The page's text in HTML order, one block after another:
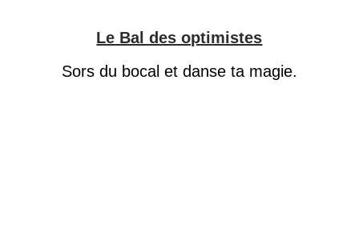
Le Bal des optimistes
Sors du bocal et danse ta magie.